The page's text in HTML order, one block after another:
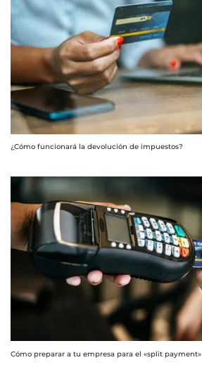
¿Cómo funcionará la devolución de impuestos?
Cómo preparar a tu empresa para el «split payment»